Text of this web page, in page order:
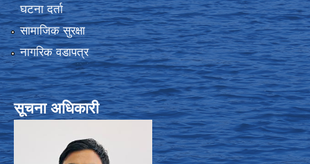
घटना दर्ता
सामाजिक सुरक्षा
नागरिक वडापत्र
सूचना अधिकारी